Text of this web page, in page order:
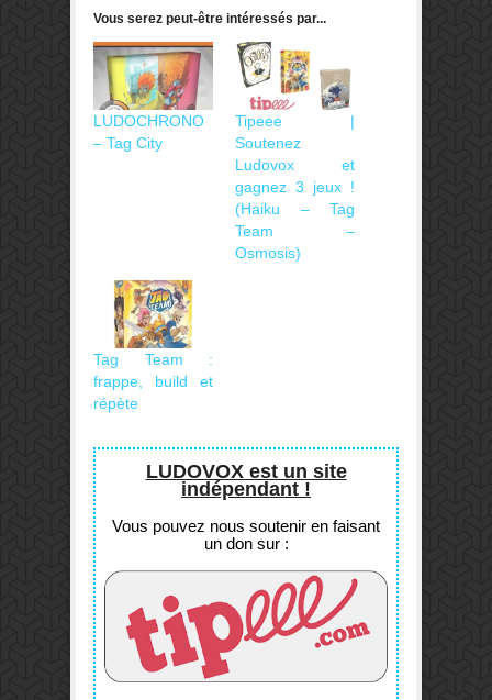
Vous serez peut-être intéressés par...
LUDOCHRONO
– Tag City
Tipeee |
Soutenez
Ludovox et
gagnez 3 jeux !
(Haiku – Tag
Team –
Osmosis)
Tag Team :
frappe, build et
répète
LUDOVOX est un site
indépendant !
Vous pouvez nous soutenir en faisant
un don sur :